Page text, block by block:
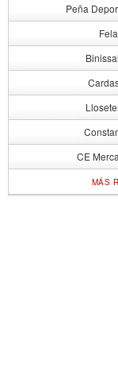
Peña
CE
MÁS